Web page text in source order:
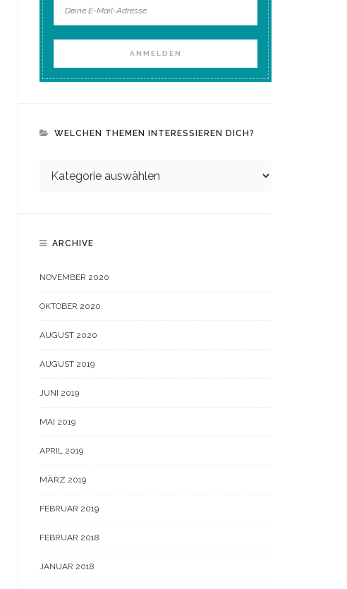
Fernweh!
WELCHEN THEMEN INTERESSIEREN DICH?
ARCHIVE
NOVEMBER 2020
OKTOBER 2020
AUGUST 2020
AUGUST 2019
JUNI 2019
MAI 2019
APRIL 2019
MÄRZ 2019
FEBRUAR 2019
FEBRUAR 2018
JANUAR 2018